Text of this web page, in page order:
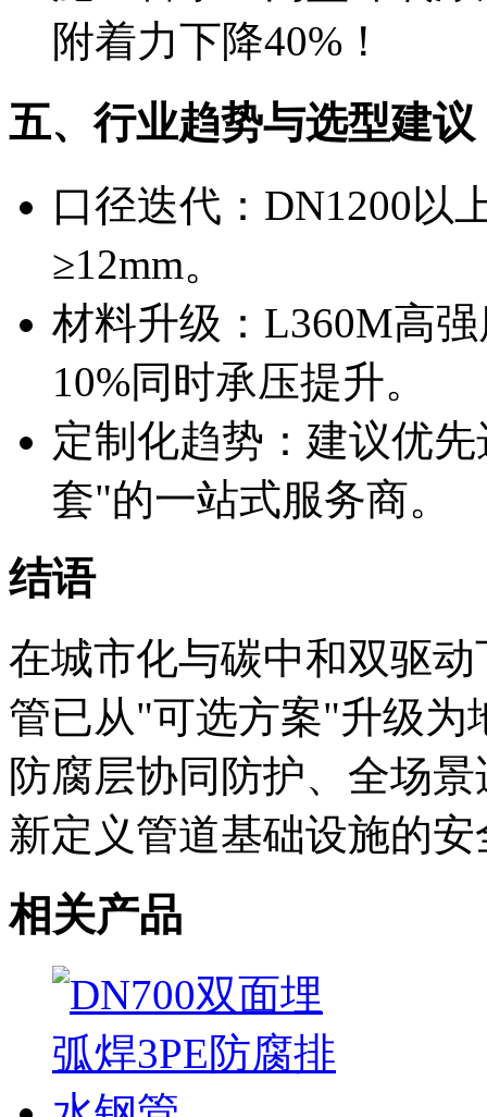
附着力下降40%！
五、行业趋势与选型建议
口径迭代：DN1200以
≥12mm。
材料升级：L360M高
10%同时承压提升。
定制化趋势：建议优
套"的一站式服务商。
结语
在城市化与碳中和双驱
管已从"可选方案"升级为
防腐层协同防护、全场
新定义管道基础设施的
相关产品